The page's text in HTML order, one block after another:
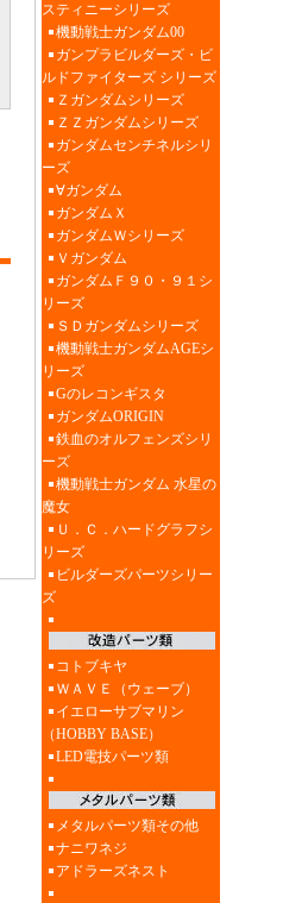
スティニーシリーズ
機動戦士ガンダム00
ガンプラビルダーズ・ビ
ルドファイターズ シリーズ
Ｚガンダムシリーズ
ＺＺガンダムシリーズ
ガンダムセンチネルシリ
ーズ
∀ガンダム
ガンダムＸ
ガンダムＷシリーズ
Ｖガンダム
ガンダムＦ９０・９１シ
リーズ
ＳＤガンダムシリーズ
機動戦士ガンダムAGEシ
リーズ
Gのレコンギスタ
ガンダムORIGIN
鉄血のオルフェンズシリ
ーズ
機動戦士ガンダム 水星の
魔女
Ｕ．Ｃ．ハードグラフシ
リーズ
ビルダーズパーツシリー
ズ
コトブキヤ
ＷＡＶＥ（ウェーブ）
イエローサブマリン
（HOBBY BASE）
LED電技パーツ類
メタルパーツ類その他
ナニワネジ
アドラーズネスト